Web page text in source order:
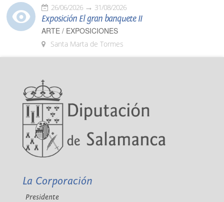
26/06/2026 31/08/2026
Exposición El gran banquete II
ARTE / EXPOSICIONES
Santa Marta de Tormes
La Corporación
Presidente